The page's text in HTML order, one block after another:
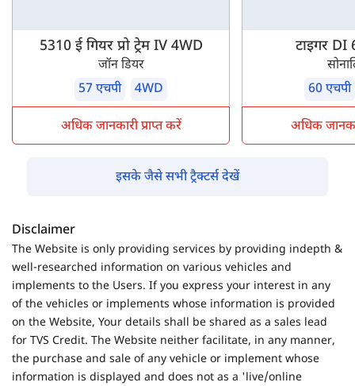
5310 ई गियर प्रो ट्रेम IV 4WD
जॉन डियर
57 एचपी
4WD
अधिक जानकारी प्राप्त करें
टाइगर DI
60 एचपी
अधिक
इसके जैसे सभी ट्रैक्टर्स देखें
Disclaimer
The Website is only providing services by providing indepth &
well-researched information on various vehicles and
implements to the Users. If you express your interest in any
of the vehicles or implements whose information is provided
on the Website, Your details shall be shared as a sales lead
for TVS Credit. The Website neither facilitate, in any manner,
the purchase and sale of any vehicle or implement whose
information is displayed and does not as a 'live/online